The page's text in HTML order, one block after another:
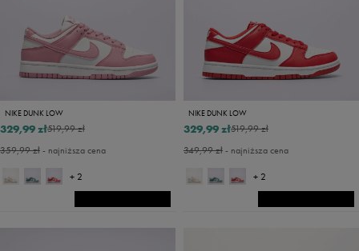
NIKE DUNK LOW
519,99 zł
329,99 zł
359,99 zł- najniższa cena
+ 2
NIKE DUNK LOW
519,99 zł
329,99 zł
349,99 zł- najniższa cena
+ 2